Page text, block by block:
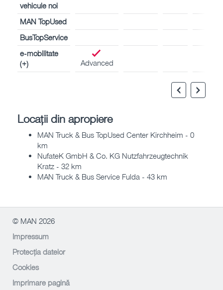
vehicule noi
MAN TopUsed
BusTopService
e-mobilitate
(+)
Advanced
Locații din apropiere
MAN Truck & Bus TopUsed Center Kirchheim - 0
km
NufateK GmbH & Co. KG Nutzfahrzeugtechnik
Kratz - 32 km
MAN Truck & Bus Service Fulda - 43 km
© MAN 2026
Impressum
Protecția datelor
Cookies
Imprimare pagină